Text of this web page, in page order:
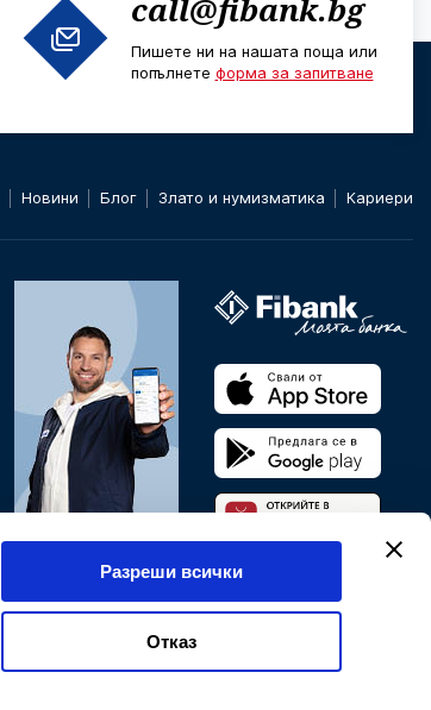
Разреши всички
Отказ
call@fibank.bg
Пишете ни на нашата поща или
попълнете форма за запитване
Новини Блог Злато и нумизматика Кариери
Банкирайте от всяка
точка на света.
Мобилно и онлайн